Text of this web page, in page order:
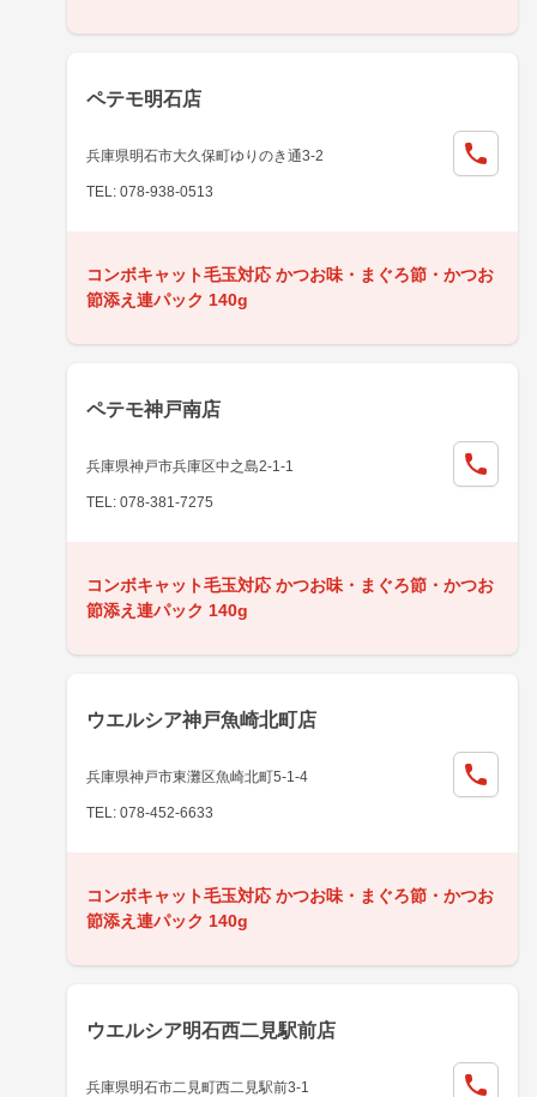
ペテモ明石店
兵庫県明石市大久保町ゆりのき通3-2
TEL: 078-938-0513
コンボキャット毛玉対応 かつお味・まぐろ節・かつお
節添え連パック 140g
ペテモ神戸南店
兵庫県神戸市兵庫区中之島2-1-1
TEL: 078-381-7275
コンボキャット毛玉対応 かつお味・まぐろ節・かつお
節添え連パック 140g
ウエルシア神戸魚崎北町店
兵庫県神戸市東灘区魚崎北町5-1-4
TEL: 078-452-6633
コンボキャット毛玉対応 かつお味・まぐろ節・かつお
節添え連パック 140g
ウエルシア明石西二見駅前店
兵庫県明石市二見町西二見駅前3-1